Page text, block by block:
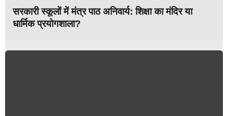
सरकारी स्कूलों में मंत्र पाठ अनिवार्य: शिक्षा का मंदिर या
धार्मिक प्रयोगशाला?